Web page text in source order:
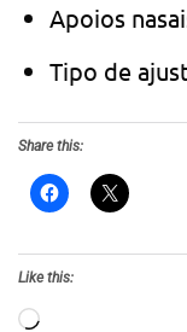
Apoios
Tipo de
Share this:
Like this:
Loading…